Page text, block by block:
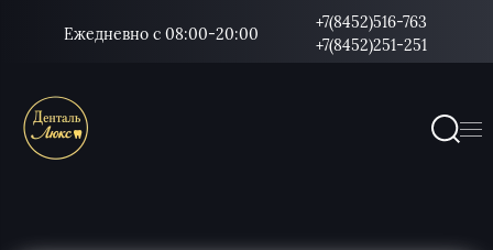
+7(8452)516-763
+7(8452)251-251
Ежедневно с 08:00-20:00